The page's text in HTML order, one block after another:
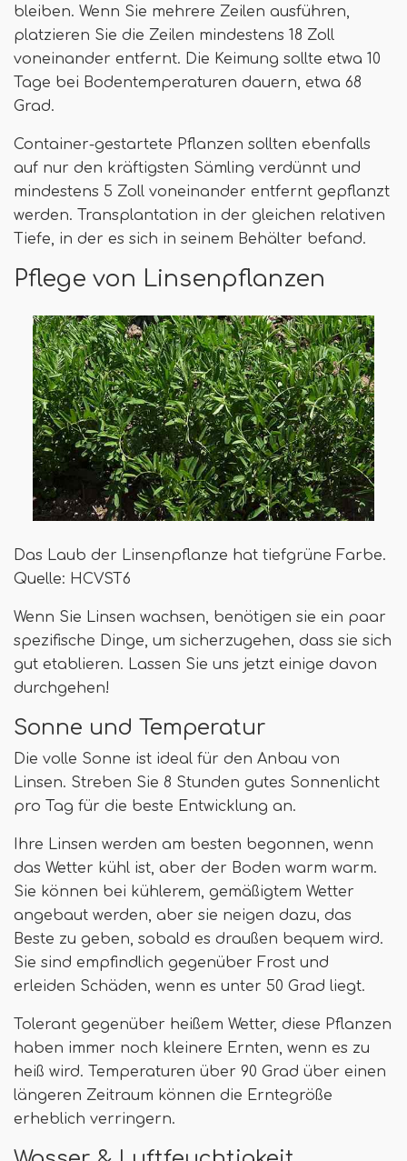
bleiben. Wenn Sie mehrere Zeilen ausführen,
platzieren Sie die Zeilen mindestens 18 Zoll
voneinander entfernt. Die Keimung sollte etwa 10
Tage bei Bodentemperaturen dauern, etwa 68
Grad.
Container-gestartete Pflanzen sollten ebenfalls
auf nur den kräftigsten Sämling verdünnt und
mindestens 5 Zoll voneinander entfernt gepflanzt
werden. Transplantation in der gleichen relativen
Tiefe, in der es sich in seinem Behälter befand.
Pflege von Linsenpflanzen
Das Laub der Linsenpflanze hat tiefgrüne Farbe.
Quelle: HCVST6
Wenn Sie Linsen wachsen, benötigen sie ein paar
spezifische Dinge, um sicherzugehen, dass sie sich
gut etablieren. Lassen Sie uns jetzt einige davon
durchgehen!
Sonne und Temperatur
Die volle Sonne ist ideal für den Anbau von
Linsen. Streben Sie 8 Stunden gutes Sonnenlicht
pro Tag für die beste Entwicklung an.
Ihre Linsen werden am besten begonnen, wenn
das Wetter kühl ist, aber der Boden warm warm.
Sie können bei kühlerem, gemäßigtem Wetter
angebaut werden, aber sie neigen dazu, das
Beste zu geben, sobald es draußen bequem wird.
Sie sind empfindlich gegenüber Frost und
erleiden Schäden, wenn es unter 50 Grad liegt.
Tolerant gegenüber heißem Wetter, diese Pflanzen
haben immer noch kleinere Ernten, wenn es zu
heiß wird. Temperaturen über 90 Grad über einen
längeren Zeitraum können die Erntegröße
erheblich verringern.